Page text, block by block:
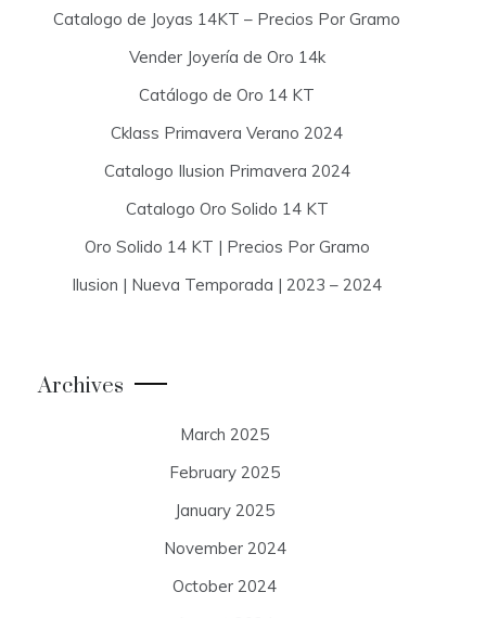
Catalogo de Joyas 14KT – Precios Por Gramo
Vender Joyería de Oro 14k
Catálogo de Oro 14 KT
Cklass Primavera Verano 2024
Catalogo Ilusion Primavera 2024
Catalogo Oro Solido 14 KT
Oro Solido 14 KT | Precios Por Gramo
Ilusion | Nueva Temporada | 2023 – 2024
Archives
March 2025
February 2025
January 2025
November 2024
October 2024